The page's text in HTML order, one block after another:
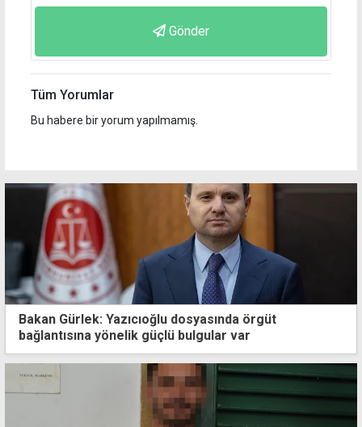
Gönder
Tüm Yorumlar
Bu habere bir yorum yapılmamış.
Bakan Gürlek: Yazıcıoğlu dosyasında örgüt
bağlantısına yönelik güçlü bulgular var